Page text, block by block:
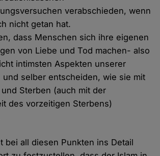
verabschieden, wenn
nicht getan hat.
dass Menschen sich ihre eigenen
von Liebe und Tod machen- also
intimsten Aspekten unserer
und selber entscheiden, wie sie mit
Sterben (auch mit der
des vorzeitigen Sterbens)
bei all diesen Punkten ins Detail